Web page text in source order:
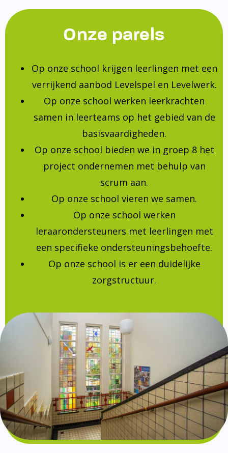
Onze parels
Op onze school krijgen leerlingen met een
verrijkend aanbod Levelspel en Levelwerk.
Op onze school werken leerkrachten
samen in leerteams op het gebied van de
basisvaardigheden.
Op onze school bieden we in groep 8 het
project ondernemen met behulp van
scrum aan.
Op onze school vieren we samen.
Op onze school werken
leraarondersteuners met leerlingen met
een specifieke ondersteuningsbehoefte.
Op onze school is er een duidelijke
zorgstructuur.